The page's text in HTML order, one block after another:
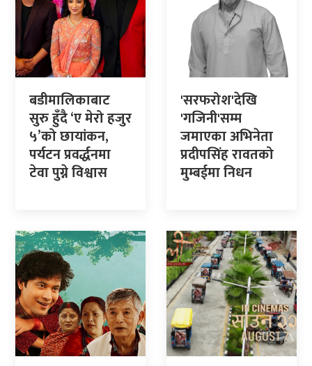
बडीमालिकाबाट
सुरु हुँदै ‘ए मेरो हजुर
५’को छायांकन,
पर्यटन प्रवर्द्धनमा
टेवा पुग्ने विश्वास
'सरफरोश'देखि
'गजिनी'सम्म
जमाएका अभिनेता
प्रदीपसिंह रावतको
मुम्बईमा निधन